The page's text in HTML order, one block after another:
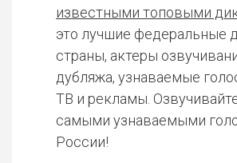
известными топовыми
это лучшие федеральные
страны, актеры
дубляжа, узнаваемые
ТВ и рекламы.
самыми узнаваемыми
России!